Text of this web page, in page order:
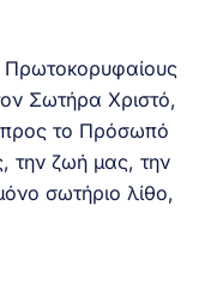
Πρωτοκορυφαίους
Σωτήρα Χριστό,
προς το Πρόσωπό
την ζωή μας, την
σωτήριο λίθο,